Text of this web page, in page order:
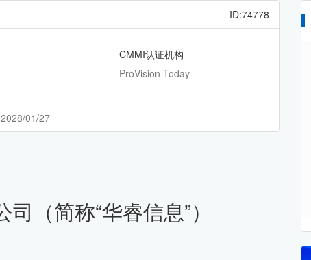
ID:74778
CMMI认证机构
ProVision Today
01/27
（简称“华睿信息”）